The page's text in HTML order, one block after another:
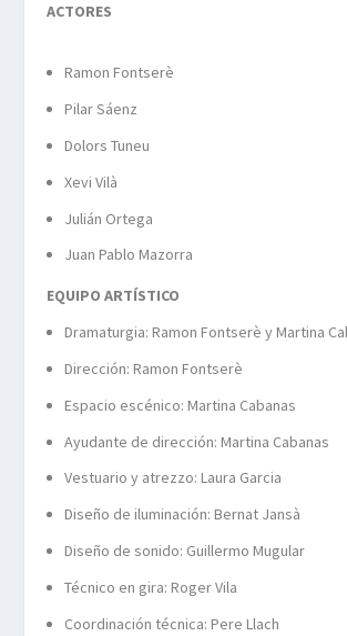
ACTORES
Ramon Fontserè
Pilar Sáenz
Dolors Tuneu
Xevi Vilà
Julián Ortega
Juan Pablo Mazorra
EQUIPO ARTÍSTICO
Dramaturgia: Ramon Fontserè y Martina
Dirección: Ramon Fontserè
Espacio escénico: Martina Cabanas
Ayudante de dirección: Martina Cabanas
Vestuario y atrezzo: Laura Garcia
Diseño de iluminación: Bernat Jansà
Diseño de sonido: Guillermo Mugular
Técnico en gira: Roger Vila
Coordinación técnica: Pere Llach